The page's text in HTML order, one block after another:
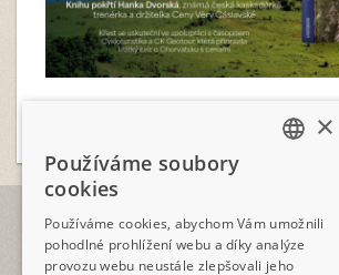
TELEFON
+420 2573 12345
×
Používáme soubory
cookies
Používáme cookies, abychom Vám umožnili
pohodlné prohlížení webu a díky analýze
provozu webu neustále zlepšovali jeho